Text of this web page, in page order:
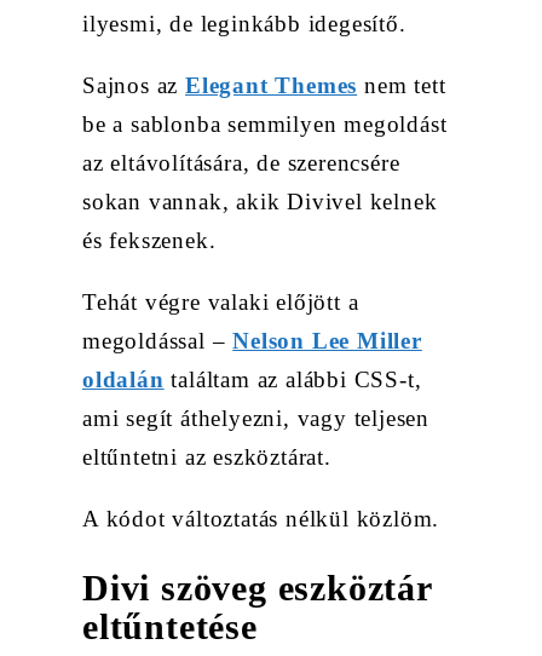
ilyesmi, de leginkább idegesítő.
Sajnos az Elegant Themes nem tett
be a sablonba semmilyen megoldást
az eltávolítására, de szerencsére
sokan vannak, akik Divivel kelnek
és fekszenek.
Tehát végre valaki előjött a
megoldással –Nelson Lee Miller
oldalán találtam az alábbi CSS-t,
ami segít áthelyezni, vagy teljesen
eltűntetni az eszköztárat.
A kódot változtatás nélkül közlöm.
Divi szöveg eszköztár
eltűntetése